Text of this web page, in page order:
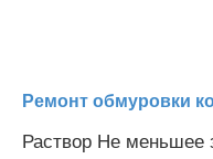
Ремонт обмуровки
Раствор Не меньшее